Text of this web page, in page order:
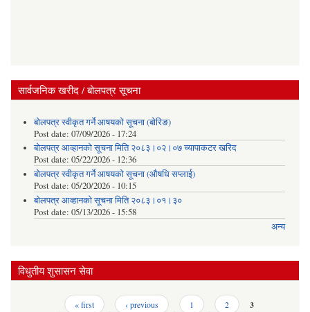
सार्वजनिक खरीद / बोलपत्र सूचना
बोलपत्र स्वीकृत गर्ने आषयको सूचना (बोरिङ)
Post date: 07/09/2026 - 17:24
बोलपत्र आव्हानको सूचना मिति २०८३।०२।०७ च्यापाकटर खरिद
Post date: 05/22/2026 - 12:36
बोलपत्र स्वीकृत गर्ने आषयको सूचना (औषधि सप्लाई)
Post date: 05/20/2026 - 10:15
बोलपत्र आव्हानको सूचना मिति २०८३।०१।३०
Post date: 05/13/2026 - 15:58
अन्य
विधुतीय शुसासन सेवा
« first ‹ previous 1 2 3